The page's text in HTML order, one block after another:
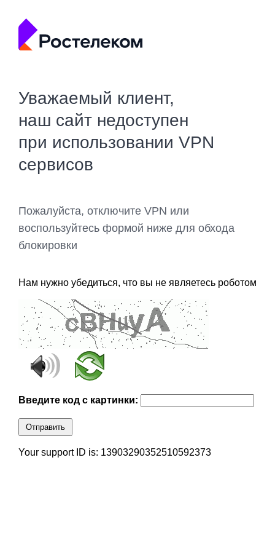
Уважаемый клиент,
наш сайт недоступен
при использовании VPN
сервисов
Пожалуйста, отключите VPN или
воспользуйтесь формой ниже для обхода
блокировки
Нам нужно убедиться, что вы не являетесь роботом
Введите код с картинки:
Отправить
Your support ID is: 13903290352510592373